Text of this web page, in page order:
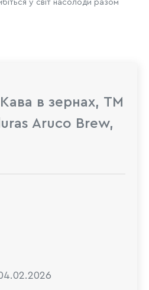
у світ насолоди разом
в зернах, ТМ
Aruco Brew,